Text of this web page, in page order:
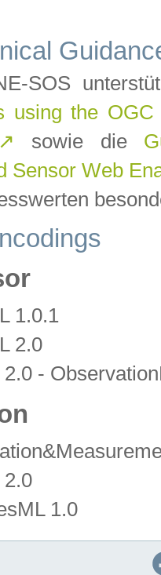
SOS
using the
↗ sowie die
Sensor Web
1.0.1
2.0
-
2.0
1.0